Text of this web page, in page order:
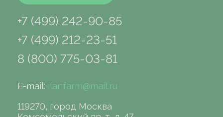
+7 (499) 242-90-85
+7 (499) 212-23-51
8 (800) 775-03-81
E-mail: ilanfarm@mail.ru
119270, город Москва